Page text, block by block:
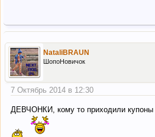
NataliBRAUN
ШопоНовичок
7 Октябрь 2014 в 12:30
ДЕВЧОНКИ, кому то приходили купоны